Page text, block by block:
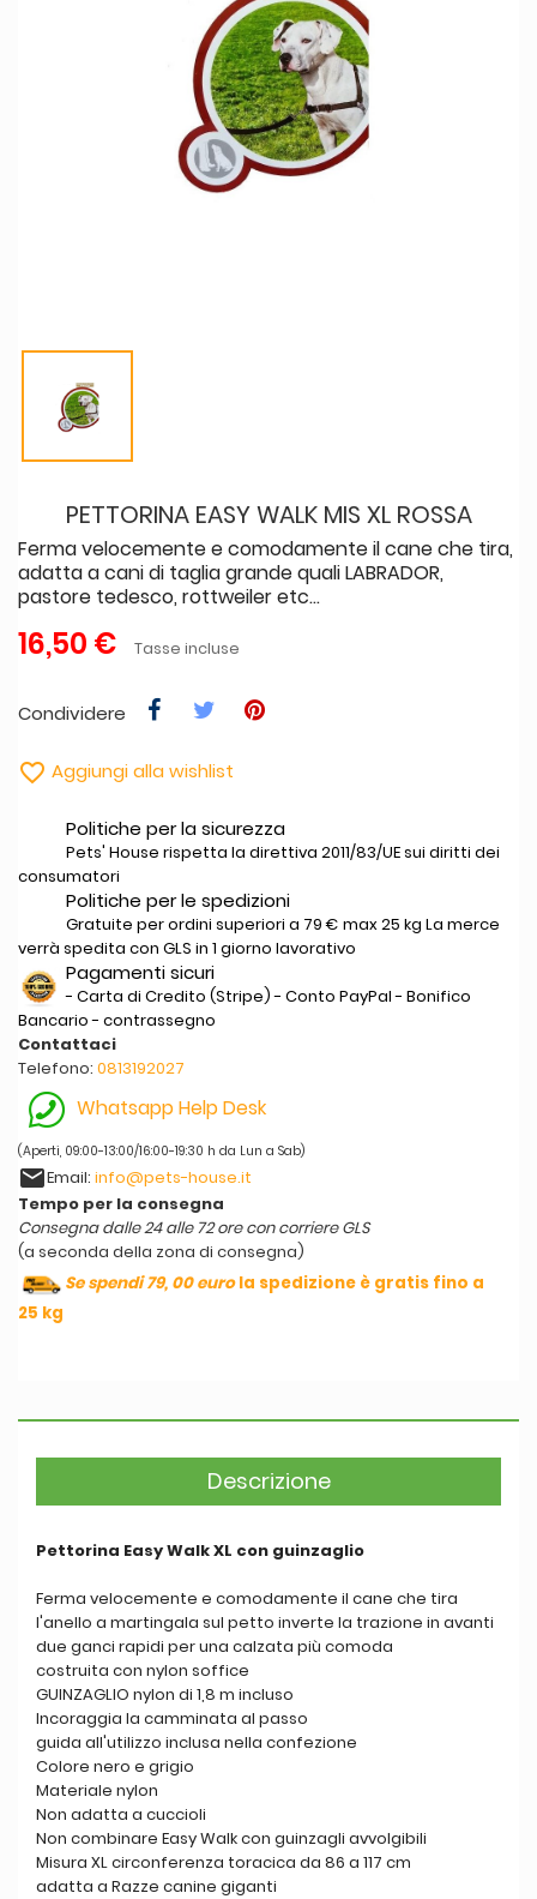
PETTORINA EASY WALK MIS XL ROSSA
Ferma velocemente e comodamente il cane che tira,
adatta a cani di taglia grande quali LABRADOR,
pastore tedesco, rottweiler etc...
16,50 € Tasse incluse
Condividere
 Aggiungi alla wishlist
Politiche per la sicurezza
Pets' House rispetta la direttiva 2011/83/UE sui diritti dei
consumatori
Politiche per le spedizioni
Gratuite per ordini superiori a 79 € max 25 kg La merce
verrà spedita con GLS in 1 giorno lavorativo
Pagamenti sicuri
- Carta di Credito (Stripe) - Conto PayPal - Bonifico
Bancario - contrassegno
Contattaci
Telefono: 0813192027
Whatsapp Help Desk
(Aperti, 09:00-13:00/16:00-19:30 h da Lun a Sab)
emailEmail: info@pets-house.it
Tempo per la consegna
Consegna dalle 24 alle 72 ore con corriere GLS
(a seconda della zona di consegna)
Se spendi 79, 00 eurola spedizione è gratis fino a
25 kg
Descrizione
Pettorina Easy Walk XL con guinzaglio
Ferma velocemente e comodamente il cane che tira
l'anello a martingala sul petto inverte la trazione in avanti
due ganci rapidi per una calzata più comoda
costruita con nylon soffice
GUINZAGLIO nylon di 1,8 m incluso
Incoraggia la camminata al passo
guida all'utilizzo inclusa nella confezione
Colore nero e grigio
Materiale nylon
Non adatta a cuccioli
Non combinare Easy Walk con guinzagli avvolgibili
Misura XL circonferenza toracica da 86 a 117 cm
adatta a Razze canine giganti